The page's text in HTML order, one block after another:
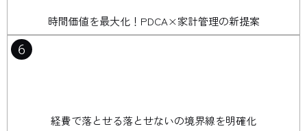
時間価値を最大化！PDCA×家計管理の新提案
6
経費で落とせる落とせないの境界線を明確化